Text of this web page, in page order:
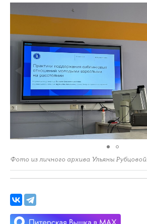
Фото из личного архива Ульяны Рубцовой